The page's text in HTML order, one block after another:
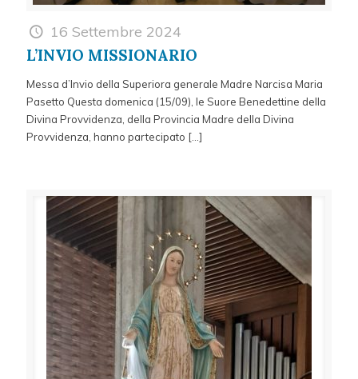
16 Settembre 2024
L’INVIO MISSIONARIO
Messa d’Invio della Superiora generale Madre Narcisa Maria
Pasetto Questa domenica (15/09), le Suore Benedettine della
Divina Provvidenza, della Provincia Madre della Divina
Provvidenza, hanno partecipato […]